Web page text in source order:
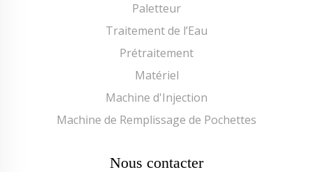
Paletteur
Traitement de l’Eau
Prétraitement
Matériel
Machine d'Injection
Machine de Remplissage de Pochettes
Nous contacter